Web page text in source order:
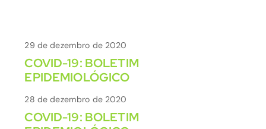
29 de dezembro de 2020
COVID-19: BOLETIM
EPIDEMIOLÓGICO
28 de dezembro de 2020
COVID-19: BOLETIM